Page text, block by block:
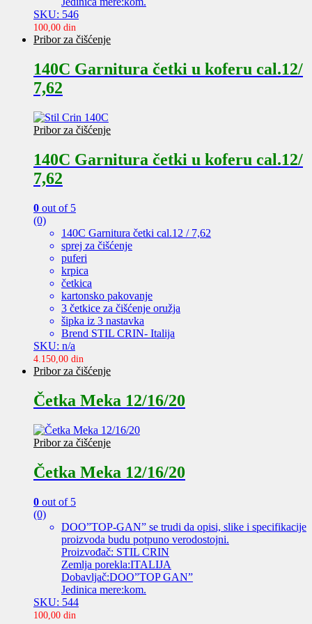
SKU: 546
100,00 din
Pribor za čišćenje
140C Garnitura četki u koferu cal.12/
7,62
Pribor za čišćenje
140C Garnitura četki u koferu cal.12/
7,62
0 out of 5
(0)
140C Garnitura četki cal.12 / 7,62
sprej za čišćenje
puferi
krpica
četkica
kartonsko pakovanje
3 četkice za čišćenje oružja
šipka iz 3 nastavka
Brend STIL CRIN- Italija
SKU: n/a
4.150,00 din
Pribor za čišćenje
Četka Meka 12/16/20
Pribor za čišćenje
Četka Meka 12/16/20
0 out of 5
(0)
DOO”TOP-GAN” se trudi da opisi, slike i specifikacije
proizvoda budu potpuno verodostojni.
Proizvođač: STIL CRIN
Zemlja porekla:ITALIJA
Dobavljač:DOO”TOP GAN”
Jedinica mere:kom.
SKU: 544
100,00 din